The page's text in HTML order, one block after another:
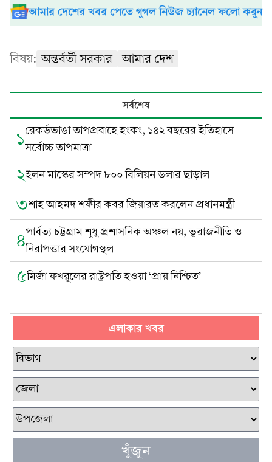
আমার দেশের খবর পেতে গুগল নিউজ চ্যানেল ফলো করুন
বিষয়: অন্তর্বর্তী সরকার আমার দেশ
সর্বশেষ
১রেকর্ডভাঙা তাপপ্রবাহে হংকং, ১৪২ বছরের ইতিহাসে
সর্বোচ্চ তাপমাত্রা
২ইলন মাস্কের সম্পদ ৮০০ বিলিয়ন ডলার ছাড়াল
৩শাহ আহমদ শফীর কবর জিয়ারত করলেন প্রধানমন্ত্রী
৪পার্বত্য চট্টগ্রাম শুধু প্রশাসনিক অঞ্চল নয়, ভূরাজনীতি ও
নিরাপত্তার সংযোগস্থল
৫মির্জা ফখরুলের রাষ্ট্রপতি হওয়া ‘প্রায় নিশ্চিত’
এলাকার খবর
খুঁজুন